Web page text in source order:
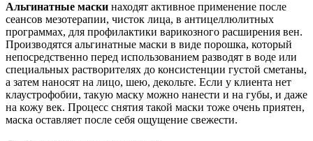
Альгинатные маски находят активное применение после
сеансов мезотерапии, чисток лица, в антицеллюлитных
программах, для профилактики варикозного расширения вен.
Производятся альгинатные маски в виде порошка, который
непосредственно перед использованием разводят в воде или
специальных растворителях до консистенции густой сметаны,
а затем наносят на лицо, шею, декольте. Если у клиента нет
клаустрофобии, такую маску можно нанести и на губы, и даже
на кожу век. Процесс снятия такой маски тоже очень приятен,
маска оставляет после себя ощущение свежести.